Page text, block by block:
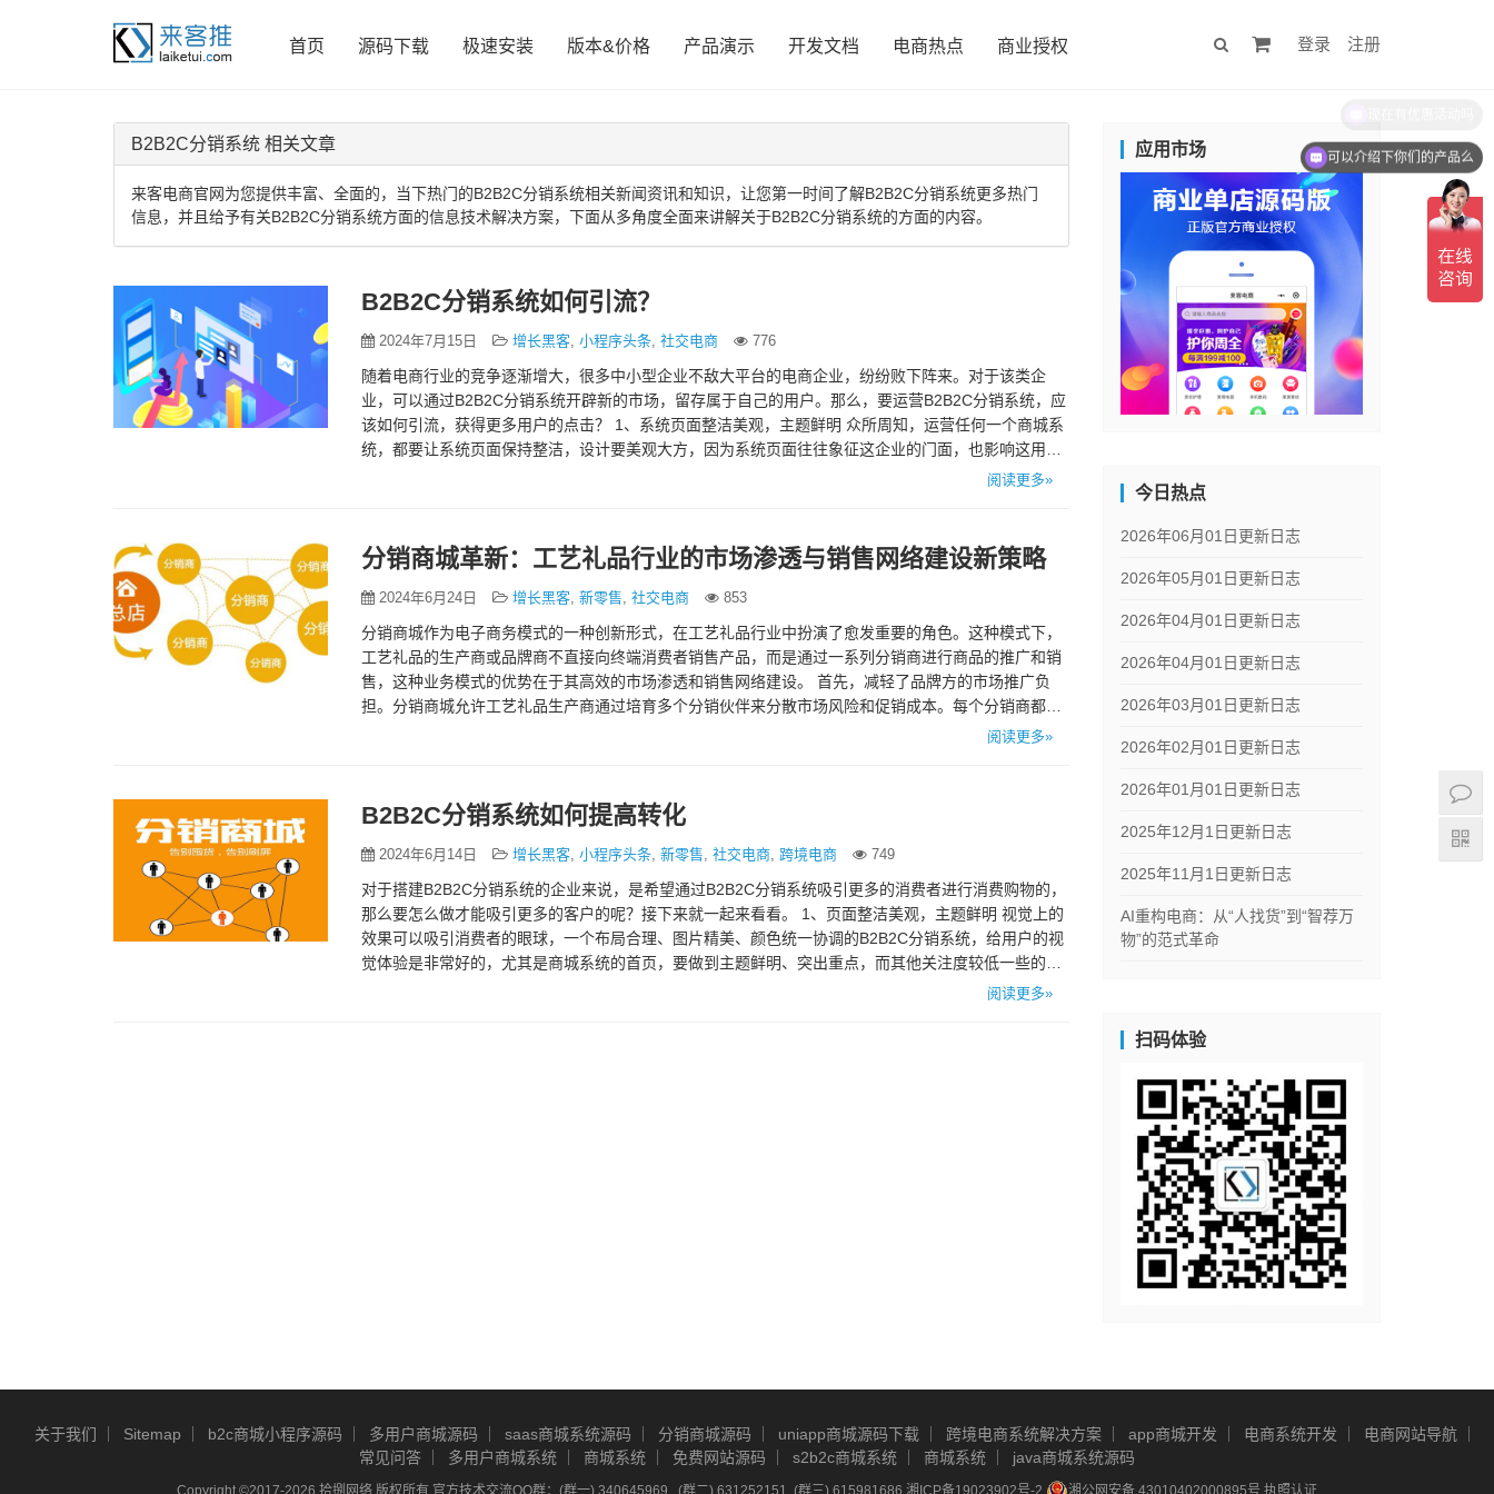
首页 源码下载 极速安装 版本&价格 产品演示 开发文档 电商热点 商业授权 登录 注册
B2B2C分销系统 相关文章
来客电商官网为您提供丰富、全面的，当下热门的B2B2C分销系统相关新闻资讯和知识，让您第一时间了解B2B2C分销系统更多热门
信息，并且给予有关B2B2C分销系统方面的信息技术解决方案，下面从多角度全面来讲解关于B2B2C分销系统的方面的内容。
B2B2C分销系统如何引流？
2024年7月15日 增长黑客, 小程序头条, 社交电商 776
随着电商行业的竞争逐渐增大，很多中小型企业不敌大平台的电商企业，纷纷败下阵来。对于该类企
业，可以通过B2B2C分销系统开辟新的市场，留存属于自己的用户。那么，要运营B2B2C分销系统，应
该如何引流，获得更多用户的点击？ 1、系统页面整洁美观，主题鲜明 众所周知，运营任何一个商城系
统，都要让系统页面保持整洁，设计要美观大方，因为系统页面往往象征这企业的门面，也影响这用户
阅读更多»
分销商城革新：工艺礼品行业的市场渗透与销售网络建设新策略
2024年6月24日 增长黑客, 新零售, 社交电商 853
分销商城作为电子商务模式的一种创新形式，在工艺礼品行业中扮演了愈发重要的角色。这种模式下，
工艺礼品的生产商或品牌商不直接向终端消费者销售产品，而是通过一系列分销商进行商品的推广和销
售，这种业务模式的优势在于其高效的市场渗透和销售网络建设。 首先，减轻了品牌方的市场推广负
担。分销商城允许工艺礼品生产商通过培育多个分销伙伴来分散市场风险和促销成本。每个分销商都有
阅读更多»
B2B2C分销系统如何提高转化
2024年6月14日 增长黑客, 小程序头条, 新零售, 社交电商, 跨境电商 749
对于搭建B2B2C分销系统的企业来说，是希望通过B2B2C分销系统吸引更多的消费者进行消费购物的，
那么要怎么做才能吸引更多的客户的呢？接下来就一起来看看。 1、页面整洁美观，主题鲜明 视觉上的
效果可以吸引消费者的眼球，一个布局合理、图片精美、颜色统一协调的B2B2C分销系统，给用户的视
觉体验是非常好的，尤其是商城系统的首页，要做到主题鲜明、突出重点，而其他关注度较低一些的产
阅读更多»
应用市场
今日热点
2026年06月01日更新日志
2026年05月01日更新日志
2026年04月01日更新日志
2026年04月01日更新日志
2026年03月01日更新日志
2026年02月01日更新日志
2026年01月01日更新日志
2025年12月1日更新日志
2025年11月1日更新日志
AI重构电商：从“人找货”到“智荐万
物”的范式革命
扫码体验
关于我们 Sitemap b2c商城小程序源码 多用户商城源码 saas商城系统源码 分销商城源码 uniapp商城源码下载 跨境电商系统解决方案 app商城开发 电商系统开发
电商网站导航
常见问答
多用户商城系统 商城系统 免费网站源码 s2b2c商城系统 商城系统 java商城系统源码
Copyright ©2017-2026 拾捌网络 版权所有 官方技术交流QQ群：(群一) 340645969 , (群二) 631252151, (群三) 615981686 湘ICP备19023902号-2 湘公网安备 43010402000895号 执照认证
可以介绍下你们的产品么